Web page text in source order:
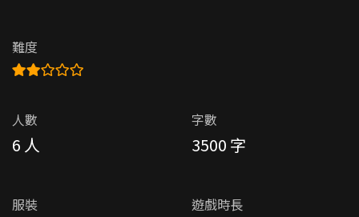
難度
人數
6 人
字數
3500 字
服裝 遊戲時長